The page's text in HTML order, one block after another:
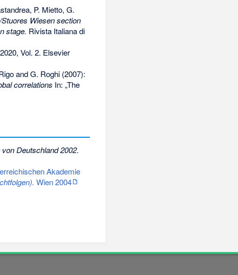
P. Mietto, G.
Wiesen section
stage. Rivista Italiana di
Vol. 2. Elsevier
and G. Roghi (2007):
correlations In: „The
Deutschland 2002.
Akademie
Wien 2004